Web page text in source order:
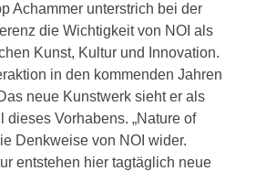
Achammer unterstrich bei der
die Wichtigkeit von NOI als
Kunst, Kultur und Innovation.
in den kommenden Jahren
neue Kunstwerk sieht er als
Vorhabens. „Nature of
Denkweise von NOI wider.
entstehen hier tagtäglich neue